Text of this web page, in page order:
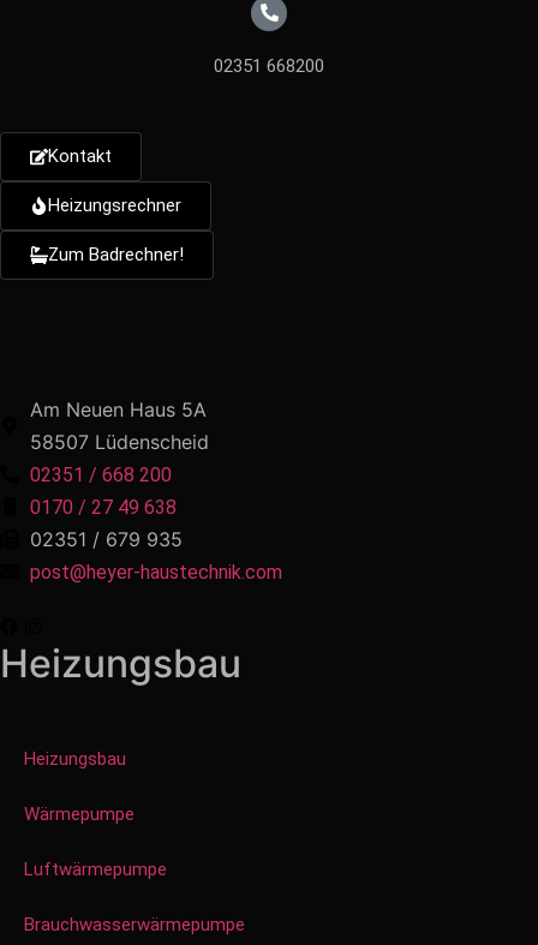
02351 668200
Kontakt
Heizungsrechner
Zum Badrechner!
Am Neuen Haus 5A
58507 Lüdenscheid
02351 / 668 200
0170 / 27 49 638
02351 / 679 935
post@heyer-haustechnik.com
Heizungsbau
Heizungsbau
Wärmepumpe
Luftwärmepumpe
Brauchwasserwärmepumpe